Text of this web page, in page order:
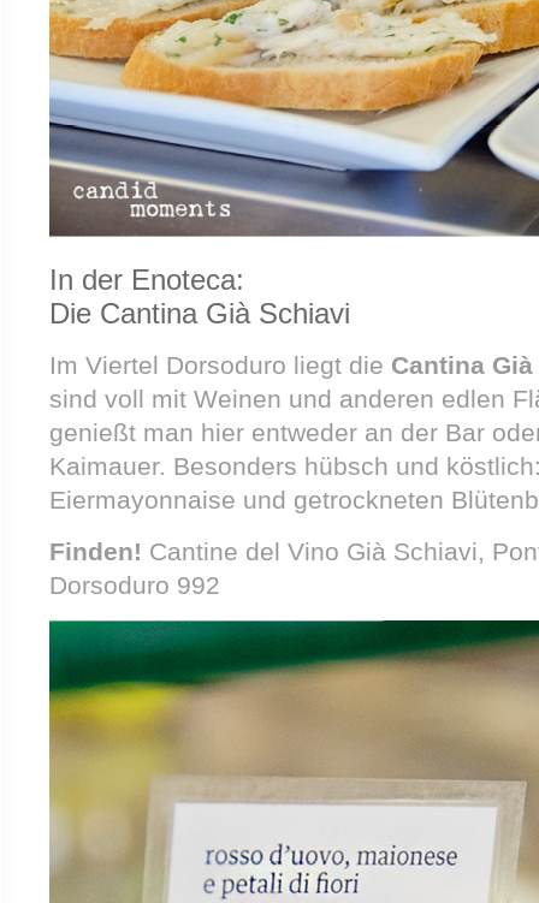
In der Enoteca:
Die Cantina Già Schiavi
Im Viertel Dorsoduro liegt die Cantina
sind voll mit Weinen und anderen edlen
genießt man hier entweder an der Bar
Kaimauer. Besonders hübsch und
Eiermayonnaise und getrockneten
Finden! Cantine del Vino Già Schiavi,
Dorsoduro 992